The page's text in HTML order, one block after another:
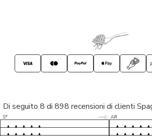
Di seguito 8 di 898 recensioni di clienti
S* 5/5
LP 5/5
M* 5/5
AR
D*
S*